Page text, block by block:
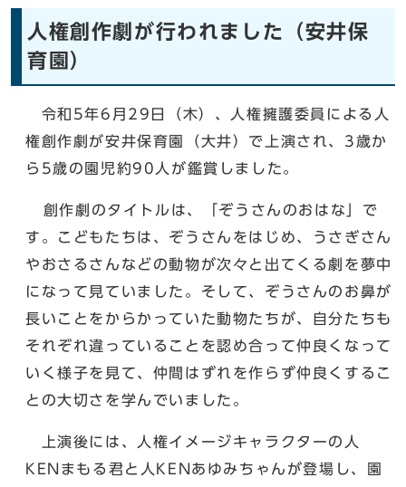
人権創作劇が行われました（安井保
育園）
令和5年6月29日（木）、人権擁護委員による人
権創作劇が安井保育園（大井）で上演され、3歳か
ら5歳の園児約90人が鑑賞しました。
創作劇のタイトルは、「ぞうさんのおはな」で
す。こどもたちは、ぞうさんをはじめ、うさぎさん
やおさるさんなどの動物が次々と出てくる劇を夢中
になって見ていました。そして、ぞうさんのお鼻が
長いことをからかっていた動物たちが、自分たちも
それぞれ違っていることを認め合って仲良くなって
いく様子を見て、仲間はずれを作らず仲良くするこ
との大切さを学んでいました。
上演後には、人権イメージキャラクターの人
KENまもる君と人KENあゆみちゃんが登場し、園